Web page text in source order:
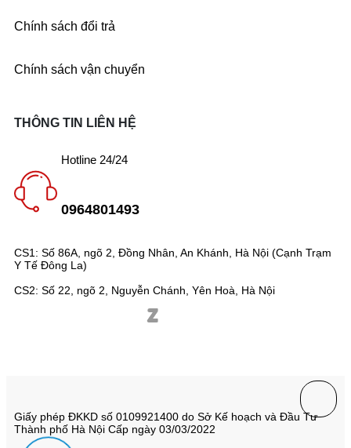
Chính sách đổi trả
Chính sách vận chuyển
CS1: Số 86A, ngõ 2, Đồng Nhân, An Khánh, Hà Nội (Cạnh Trạm
Y Tế Đông La)
CS2: Số 22, ngõ 2, Nguyễn Chánh, Yên Hoà, Hà Nội
THÔNG TIN LIÊN HỆ
Hotline 24/24
0964801493
Giấy phép ĐKKD số 0109921400 do Sở Kế hoạch và Đầu Tư
Thành phố Hà Nội Cấp ngày 03/03/2022